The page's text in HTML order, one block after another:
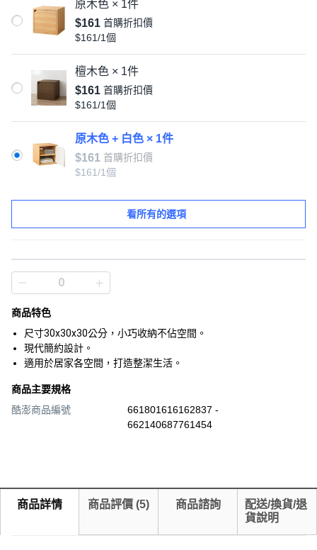
原木色 × 1件
$161 首購折扣價
$161/1個
檀木色 × 1件
$161 首購折扣價
$161/1個
原木色 + 白色 × 1件
$161 首購折扣價
$161/1個
看所有的選項
商品特色
尺寸30x30x30公分，小巧收納不佔空間。
現代簡約設計。
適用於居家各空間，打造整潔生活。
商品主要規格
酷澎商品編號
661801616162837 -
662140687761454
商品詳情 商品評價 (5) 商品諮詢
配送/換貨/退
貨說明